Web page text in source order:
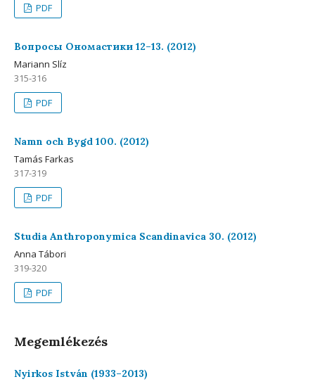
PDF
Вопросы Ономастики 12–13. (2012)
Mariann Slíz
315-316
PDF
Namn och Bygd 100. (2012)
Tamás Farkas
317-319
PDF
Studia Anthroponymica Scandinavica 30. (2012)
Anna Tábori
319-320
PDF
Megemlékezés
Nyirkos István (1933–2013)